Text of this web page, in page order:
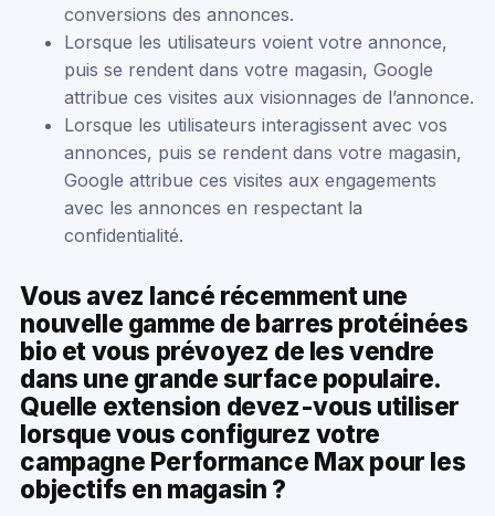
conversions des annonces.
Lorsque les utilisateurs voient votre annonce,
puis se rendent dans votre magasin, Google
attribue ces visites aux visionnages de l’annonce.
Lorsque les utilisateurs interagissent avec vos
annonces, puis se rendent dans votre magasin,
Google attribue ces visites aux engagements
avec les annonces en respectant la
confidentialité.
Vous avez lancé récemment une
nouvelle gamme de barres protéinées
bio et vous prévoyez de les vendre
dans une grande surface populaire.
Quelle extension devez-vous utiliser
lorsque vous configurez votre
campagne Performance Max pour les
objectifs en magasin ?